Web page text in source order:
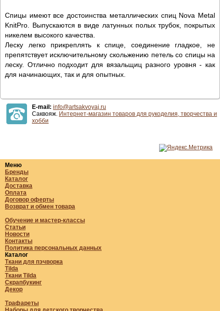
Спицы имеют все достоинства металлических спиц Nova Metal
KnitPro. Выпускаются в виде латунных полых трубок, покрытых
никелем высокого качества.
Леску легко прикреплять к спице, соединение гладкое, не
препятствует исключительному скольжению петель со спицы на
леску. Отлично подходит для вязальщиц разного уровня - как
для начинающих, так и для опытных.
E-mail: info@artsakvoyaj.ru
Саквояж. Интернет-магазин товаров для рукоделия, творчества и
хобби
Меню
Бренды
Каталог
Доставка
Оплата
Договор оферты
Возврат и обмен товара
Обучение и мастер-классы
Статьи
Новости
Контакты
Политика персональных данных
Каталог
Ткани для пэчворка
Tilda
Ткани Tilda
Скрапбукинг
Декор
Трафареты